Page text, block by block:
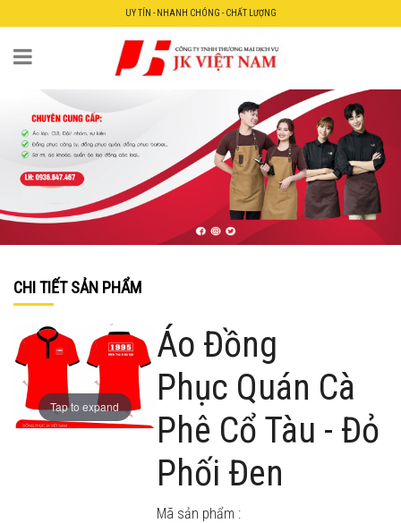
UY TÍN - NHANH CHÓNG - CHẤT LƯỢNG
CHI TIẾT SẢN PHẨM
Tap to expand
Áo Đồng
Phục Quán Cà
Phê Cổ Tàu - Đỏ
Phối Đen
Mã sản phẩm :